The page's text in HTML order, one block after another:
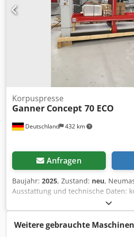
Deutschland 432 km
Korpuspresse
Ganner Concept 70 ECO
Anfragen
Baujahr: 2025, Zustand: neu,
Ausstattung und technische Daten:
Standardausführung mit: Stabiler,
Rahmen aus Stahl, in Schweiß- und
Lamellen-Pressbalken OBEN mit 6
Pressbalken SEITLICH mit 5
Weitere gebrauchte